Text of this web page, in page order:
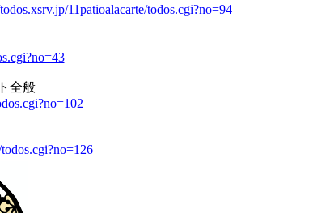
11patioalacarte/todos.cgi?no=94
全般